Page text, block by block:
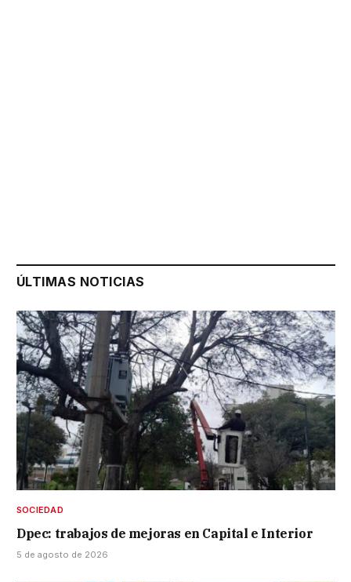
ÚLTIMAS NOTICIAS
SOCIEDAD
Dpec: trabajos de mejoras en Capital e Interior
5 de agosto de 2026